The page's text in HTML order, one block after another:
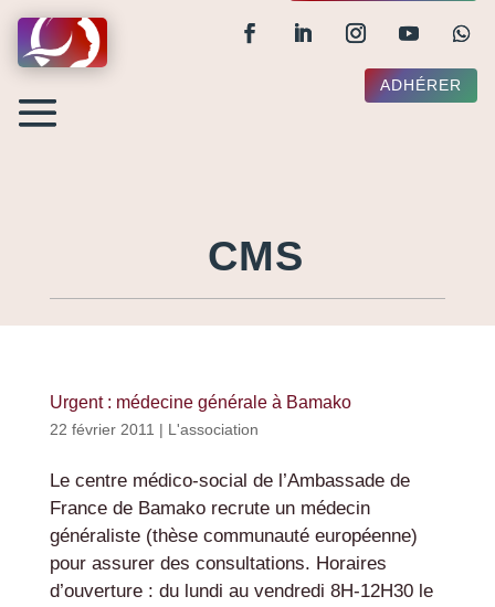
ADHÉRER
CMS
Urgent : médecine générale à Bamako
22 février 2011 | L'association
Le centre médico-social de l’Ambassade de
France de Bamako recrute un médecin
généraliste (thèse communauté européenne)
pour assurer des consultations. Horaires
d’ouverture : du lundi au vendredi 8H-12H30 le